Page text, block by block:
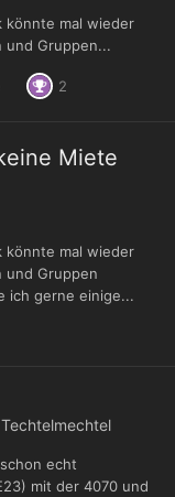
könnte mal wieder
und Gruppen...
2
Miete
könnte mal wieder
und Gruppen
ich gerne einige...
Techtelmechtel
echt
mit der 4070 und